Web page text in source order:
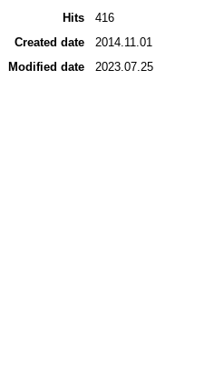
Hits
416
Created date
2014.11.01
Modified date
2023.07.25